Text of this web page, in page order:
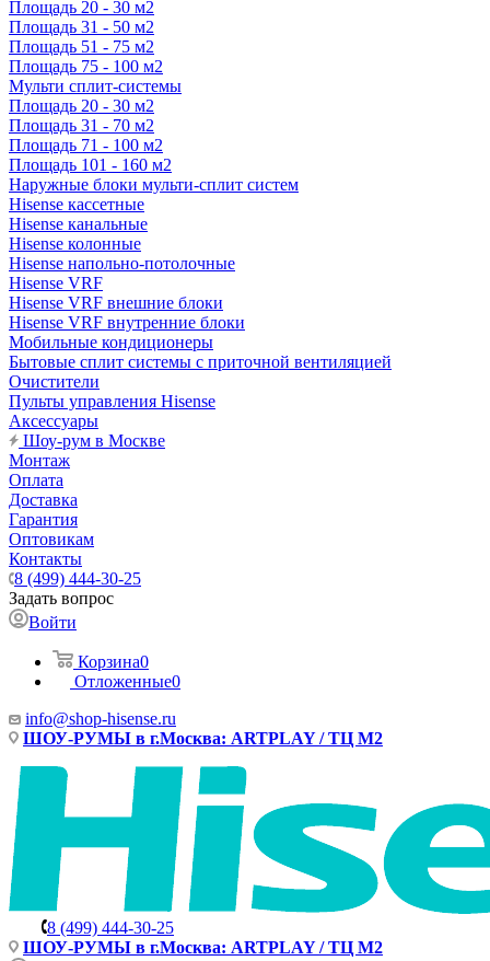
Площадь 20 - 30 м2
Площадь 31 - 50 м2
Площадь 51 - 75 м2
Площадь 75 - 100 м2
Мульти сплит-системы
Площадь 20 - 30 м2
Площадь 31 - 70 м2
Площадь 71 - 100 м2
Площадь 101 - 160 м2
Наружные блоки мульти-сплит систем
Hisense кассетные
Hisense канальные
Hisense колонные
Hisense напольно-потолочные
Hisense VRF
Hisense VRF внешние блоки
Hisense VRF внутренние блоки
Мобильные кондиционеры
Бытовые сплит системы с приточной вентиляцией
Очистители
Пульты управления Hisense
Аксессуары
Шоу-рум в Москве
Монтаж
Оплата
Доставка
Гарантия
Оптовикам
Контакты
8 (499) 444-30-25
Задать вопрос
Войти
Корзина0
Отложенные0
info@shop-hisense.ru
ШОУ-РУМЫ в г.Москва: ARTPLAY / ТЦ М2
8 (499) 444-30-25
ШОУ-РУМЫ в г.Москва: ARTPLAY / ТЦ М2